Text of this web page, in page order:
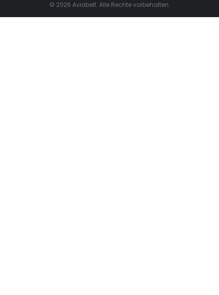
© 2026 Aviabelt. Alle Rechte vorbehalten.